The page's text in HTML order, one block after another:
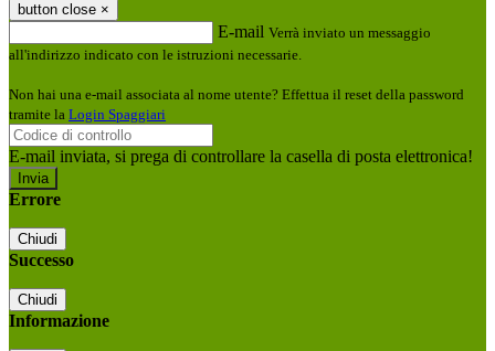
button close ×
E-mail Verrà inviato un messaggio
all'indirizzo indicato con le istruzioni necessarie.
Non hai una e-mail associata al nome utente? Effettua il reset della password
tramite la Login Spaggiari
E-mail inviata, si prega di controllare la casella di posta elettronica!
Errore
Chiudi
Successo
Chiudi
Informazione